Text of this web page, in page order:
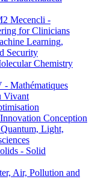
Mecencli -
for Clinicians
Learning,
Security
Chemistry
Mathématiques
Vivant
Conception
Light,
- Solid
Air, Pollution and